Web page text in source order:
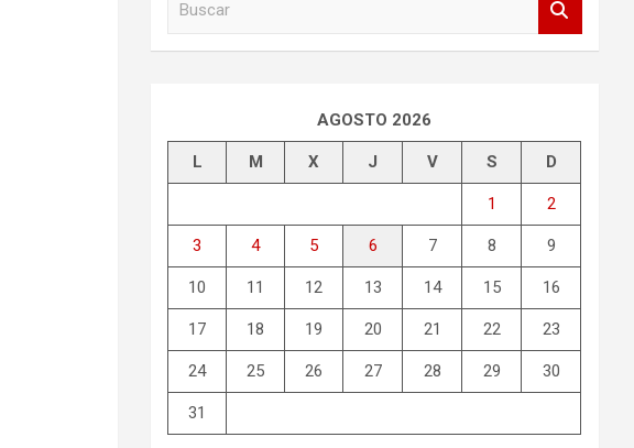
AGOSTO 2026
L M X J V S D
1 2
3 4 5 6 7 8 9
10 11 12 13 14 15 16
17 18 19 20 21 22 23
24 25 26 27 28 29 30
31